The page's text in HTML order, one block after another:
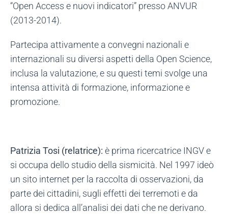
“Open Access e nuovi indicatori” presso ANVUR
(2013-2014).
Partecipa attivamente a convegni nazionali e
internazionali su diversi aspetti della Open Science,
inclusa la valutazione, e su questi temi svolge una
intensa attività di formazione, informazione e
promozione.
Patrizia Tosi (relatrice): è prima ricercatrice INGV e
si occupa dello studio della sismicità. Nel 1997 ideò
un sito internet per la raccolta di osservazioni, da
parte dei cittadini, sugli effetti dei terremoti e da
allora si dedica all’analisi dei dati che ne derivano.